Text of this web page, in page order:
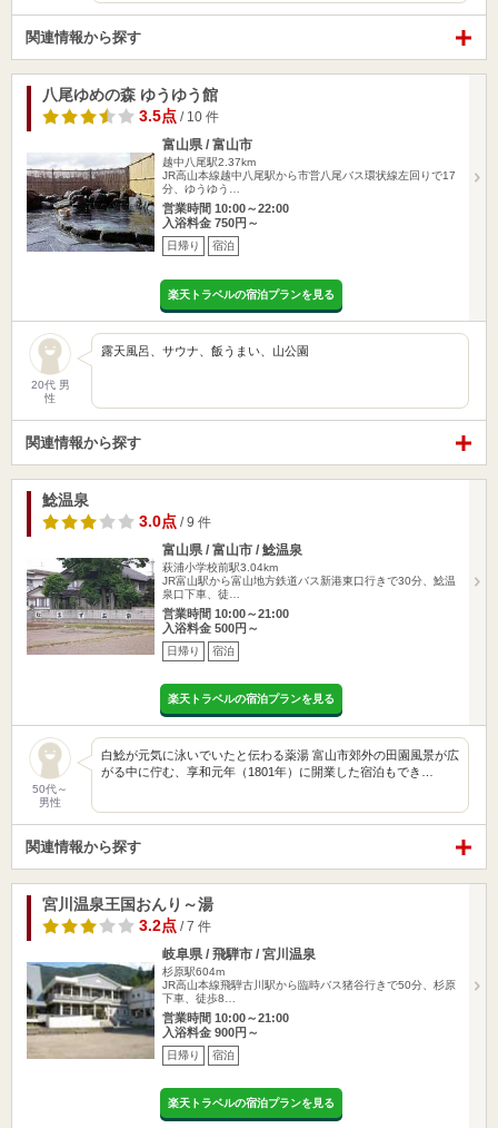
関連情報から探す
八尾ゆめの森 ゆうゆう館
3.5点 / 10 件
富山県 / 富山市
越中八尾駅2.37km
JR高山本線越中八尾駅から市営八尾バス環状線左回りで17
分、ゆうゆう…
営業時間 10:00～22:00
入浴料金 750円～
日帰り 宿泊
楽天トラベルの宿泊プランを見る
20代 男
性
露天風呂、サウナ、飯うまい、山公園
関連情報から探す
鯰温泉
3.0点 / 9 件
富山県 / 富山市 / 鯰温泉
萩浦小学校前駅3.04km
JR富山駅から富山地方鉄道バス新港東口行きで30分、鯰温
泉口下車、徒…
営業時間 10:00～21:00
入浴料金 500円～
日帰り 宿泊
楽天トラベルの宿泊プランを見る
50代～
男性
白鯰が元気に泳いでいたと伝わる薬湯 富山市郊外の田園風景が広
がる中に佇む、享和元年（1801年）に開業した宿泊もでき…
関連情報から探す
宮川温泉王国おんり～湯
3.2点 / 7 件
岐阜県 / 飛騨市 / 宮川温泉
杉原駅604m
JR高山本線飛騨古川駅から臨時バス猪谷行きで50分、杉原
下車、徒歩8…
営業時間 10:00～21:00
入浴料金 900円～
日帰り 宿泊
楽天トラベルの宿泊プランを見る